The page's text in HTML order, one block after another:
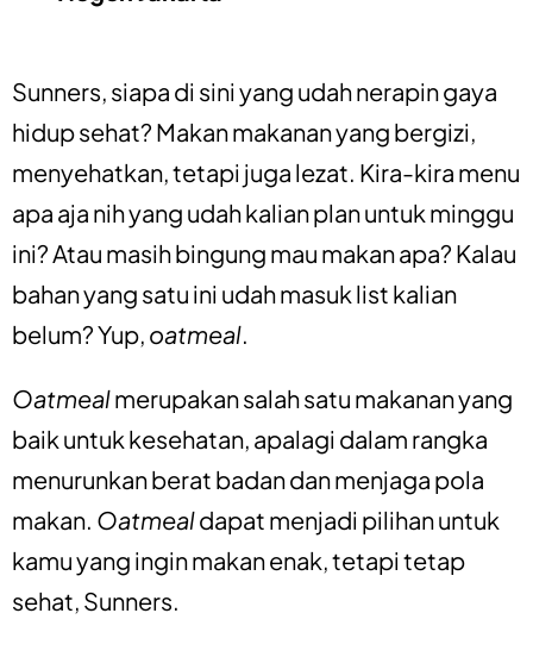
Sunners, siapa di sini yang udah nerapin gaya
hidup sehat? Makan makanan yang bergizi,
menyehatkan, tetapi juga lezat. Kira-kira menu
apa aja nih yang udah kalian plan untuk minggu
ini? Atau masih bingung mau makan apa? Kalau
bahan yang satu ini udah masuk list kalian
belum? Yup, oatmeal.
Oatmealmerupakan salah satu makanan yang
baik untuk kesehatan, apalagi dalam rangka
menurunkan berat badan dan menjaga pola
makan. Oatmealdapat menjadi pilihan untuk
kamu yang ingin makan enak, tetapi tetap
sehat, Sunners.